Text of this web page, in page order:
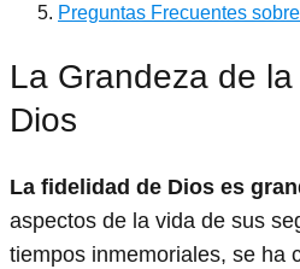
Preguntas Frecuentes
La Grandeza de
Dios
La fidelidad de Dios es
aspectos de la vida de sus
tiempos inmemoriales, se ha